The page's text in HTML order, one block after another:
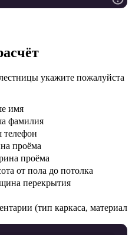
укажите пожалуйста
имя
фамилия
проёма
проёма
от пола до потолка
перекрытия
(тип каркаса, материал